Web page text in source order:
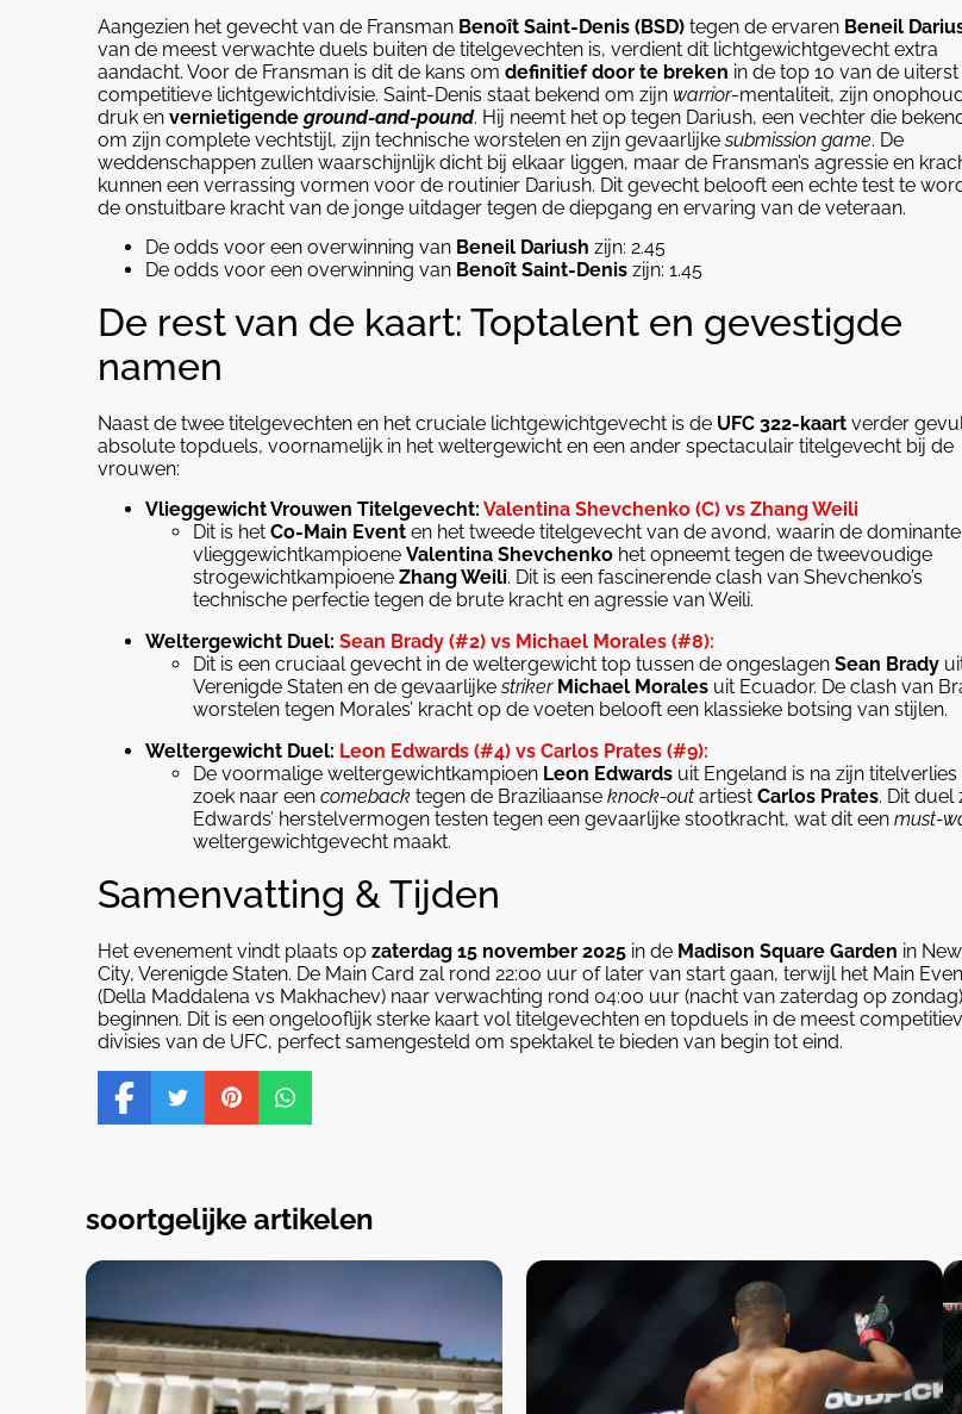
Aangezien het gevecht van de Fransman Benoît Saint-Denis (BSD) tegen de ervaren Beneil
van de meest verwachte duels buiten de titelgevechten is, verdient dit lichtgewichtgevecht extra
aandacht. Voor de Fransman is dit de kans om definitief door te breken in de top 10 van de uiterst
competitieve lichtgewichtdivisie. Saint-Denis staat bekend om zijn warrior-mentaliteit, zijn
druk en vernietigende ground-and-pound. Hij neemt het op tegen Dariush, een vechter die
om zijn complete vechtstijl, zijn technische worstelen en zijn gevaarlijkesubmission game. De
weddenschappen zullen waarschijnlijk dicht bij elkaar liggen, maar de Fransman’s agressie en
kunnen een verrassing vormen voor de routinier Dariush. Dit gevecht belooft een echte test te
de onstuitbare kracht van de jonge uitdager tegen de diepgang en ervaring van de veteraan.
De odds voor een overwinning van Beneil Dariush zijn: 2.45
De odds voor een overwinning van Benoît Saint-Denis zijn: 1.45
De rest van de kaart: Toptalent en gevestigde
namen
Naast de twee titelgevechten en het cruciale lichtgewichtgevecht is de UFC 322-kaart verder
absolute topduels, voornamelijk in het weltergewicht en een ander spectaculair titelgevecht bij de
vrouwen:
Vlieggewicht Vrouwen Titelgevecht: Valentina Shevchenko (C) vs Zhang Weili
Dit is het Co-Main Event en het tweede titelgevecht van de avond, waarin de dominante
vlieggewichtkampioene Valentina Shevchenko het opneemt tegen de tweevoudige
strogewichtkampioene Zhang Weili. Dit is een fascinerende clash van Shevchenko’s
technische perfectie tegen de brute kracht en agressie van Weili.
Weltergewicht Duel: Sean Brady (#2) vs Michael Morales (#8):
Dit is een cruciaal gevecht in de weltergewicht top tussen de ongeslagen Sean Brady
Verenigde Staten en de gevaarlijkestriker Michael Morales uit Ecuador. De clash van
worstelen tegen Morales’ kracht op de voeten belooft een klassieke botsing van stijlen.
Weltergewicht Duel: Leon Edwards (#4) vs Carlos Prates (#9):
De voormalige weltergewichtkampioen Leon Edwards uit Engeland is na zijn
zoek naar een comeback tegen de Braziliaanse knock-out artiest Carlos Prates. Dit duel
Edwards’ herstelvermogen testen tegen een gevaarlijke stootkracht, wat dit een must-
weltergewichtgevecht maakt.
Samenvatting & Tijden
Het evenement vindt plaats op zaterdag 15 november 2025 in de Madison Square Garden in
City, Verenigde Staten. De Main Card zal rond 22:00 uur of later van start gaan, terwijl het Main
(Della Maddalena vs Makhachev) naar verwachting rond 04:00 uur (nacht van zaterdag op
beginnen. Dit is een ongelooflijk sterke kaart vol titelgevechten en topduels in de meest
divisies van de UFC, perfect samengesteld om spektakel te bieden van begin tot eind.
soortgelijke artikelen